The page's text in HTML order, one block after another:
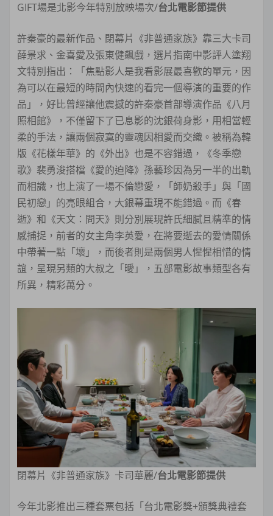
GIFT場是北影今年特別放映場次/台北電影節提供
許秦豪的最新作品、閉幕片《非普通家族》靠三大卡司
薛景求、金喜愛及張東健飆戲，選片指南中影評人塗翔
文特別指出：「焦點影人是我看影展最喜歡的單元，因
為可以在最短的時間內快速的看完一個導演的重要的作
品」，好比曾經讓他震撼的許秦豪首部導演作品《八月
照相館》，不僅留下了已息影的沈銀荷身影，用相當輕
柔的手法，讓兩個寂寞的靈魂因相愛而交織。被稱為韓
版《花樣年華》的《外出》也是不容錯過，《冬季戀
歌》裴勇浚搭檔《愛的迫降》孫藝珍因為另一半的出軌
而相識，也上演了一場不倫戀愛，「師奶殺手」與「國
民初戀」的亮眼組合，大銀幕重現不能錯過。而《春
逝》和《天文：問天》則分別展現許氏細膩且精準的情
感捕捉，前者的女主角李英愛，在將要逝去的愛情關係
中帶著一點「壞」，而後者則是兩個男人惺惺相惜的情
誼，呈現另類的大叔之「曖」，五部電影故事類型各有
所異，精彩萬分。
閉幕片《非普通家族》卡司華麗/台北電影節提供
今年北影推出三種套票包括「台北電影獎+頒獎典禮套